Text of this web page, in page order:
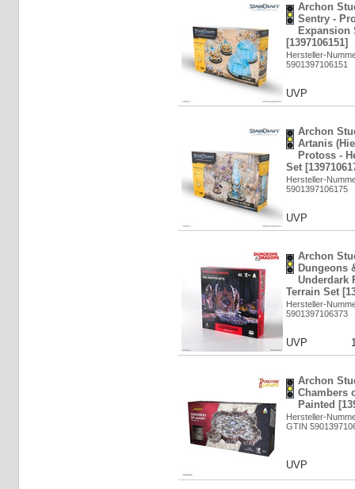
Archon
Sentry -
Expansion
[1397106151]
Hersteller-
5901397106151
UVP
Archon
Artanis
Protoss -
Set
Hersteller-
5901397106175
UVP
Archon
Dungeons
Underdark
Terrain Set
Hersteller-
5901397106373
UVP
Archon
Chambers
Painted
Hersteller-
GTIN
UVP